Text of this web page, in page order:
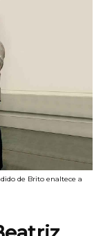
de Brito enaltece a